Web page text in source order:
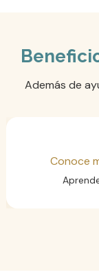
Además de
Conoce